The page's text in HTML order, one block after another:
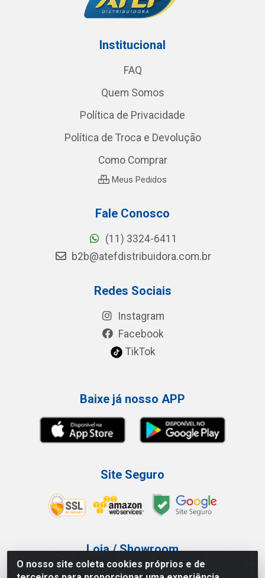
O nosso site coleta cookies próprios e de
Institucional
FAQ
Quem Somos
Política de Privacidade
Política de Troca e Devolução
Como Comprar
Meus Pedidos
Fale Conosco
(11) 3324-6411
b2b@atefdistribuidora.com.br
Redes Sociais
Instagram
Facebook
TikTok
Baixe já nosso APP
Site Seguro
Loja / Showroom
Tel.: (11) 3227-0546